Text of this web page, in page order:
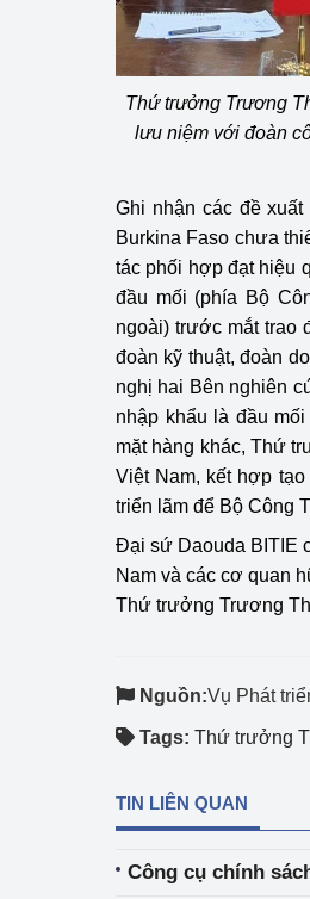
Thứ trưởng Trương
lưu niệm với đoàn
Ghi nhận các đề
Burkina Faso chưa
tác phối hợp đạt hiệu
đầu mối (phía Bộ
ngoài) trước mắt trao
đoàn kỹ thuật, đoàn
nghị hai Bên nghiên
nhập khẩu là đầu
mặt hàng khác, Thứ
Việt Nam, kết hợp
triển lãm để Bộ Công
Đại sứ Daouda BITIE
Nam và các cơ quan
Thứ trưởng Trương
Nguồn:Vụ Phát
Tags: Thứ trưởng
TIN LIÊN QUAN
Công cụ chính